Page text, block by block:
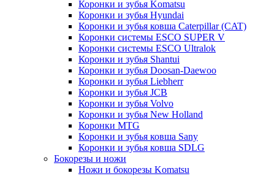
Коронки и зубья Komatsu
Коронки и зубья Hyundai
Коронки и зубья ковша Caterpillar (CAT)
Коронки системы ESCO SUPER V
Коронки системы ESCO Ultralok
Коронки и зубья Shantui
Коронки и зубья Doosan-Daewoo
Коронки и зубья Liebherr
Коронки и зубья JCB
Коронки и зубья Volvo
Коронки и зубья New Holland
Коронки MTG
Коронки и зубья ковша Sany
Коронки и зубья ковша SDLG
Бокорезы и ножи
Ножи и бокорезы Komatsu